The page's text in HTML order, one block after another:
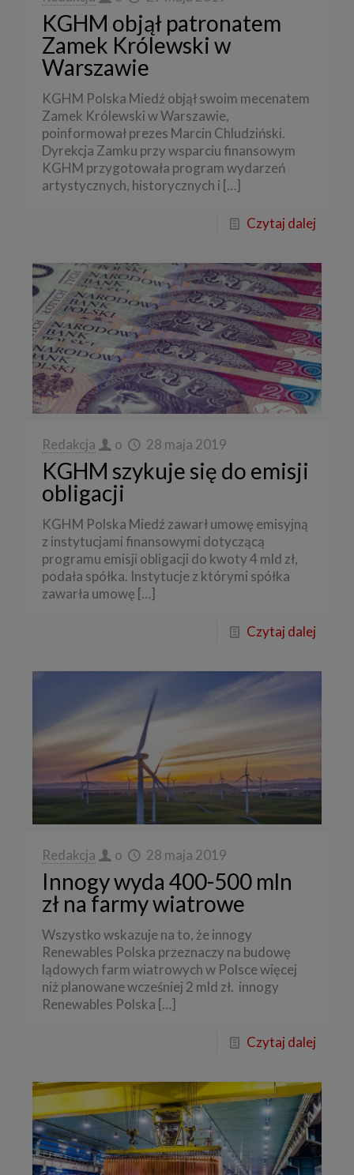
KGHM objął patronatem
Zamek Królewski w
Warszawie
KGHM Polska Miedź objął swoim mecenatem
Zamek Królewski w Warszawie,
poinformował prezes Marcin Chludziński.
Dyrekcja Zamku przy wsparciu finansowym
KGHM przygotowała program wydarzeń
artystycznych, historycznych i […]
Czytaj dalej
Redakcja o 28 maja 2019
KGHM szykuje się do emisji
obligacji
KGHM Polska Miedź zawarł umowę emisyjną
z instytucjami finansowymi dotyczącą
programu emisji obligacji do kwoty 4 mld zł,
podała spółka. Instytucje z którymi spółka
zawarła umowę […]
Czytaj dalej
Redakcja o 28 maja 2019
Innogy wyda 400-500 mln
zł na farmy wiatrowe
Wszystko wskazuje na to, że innogy
Renewables Polska przeznaczy na budowę
lądowych farm wiatrowych w Polsce więcej
niż planowane wcześniej 2 mld zł. innogy
Renewables Polska […]
Czytaj dalej